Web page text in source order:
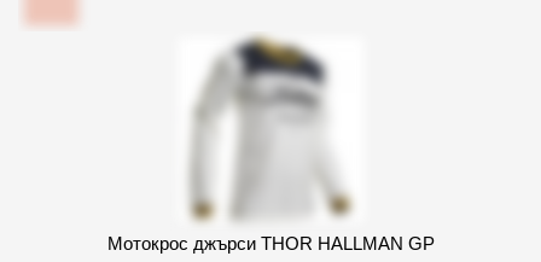
Мотокрос джърси THOR HALLMAN GP